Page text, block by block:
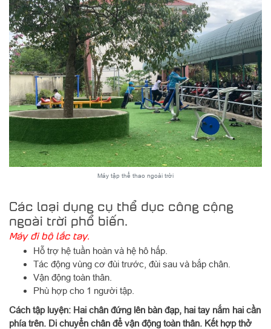
Máy tập thể thao ngoài trời
Các loại dụng cụ thể dục công cộng
ngoài trời phổ biến.
Máy đi bộ lắc tay.
Hỗ trợ hệ tuần hoàn và hệ hô hấp.
Tác động vùng cơ đùi trước, đùi sau và bắp chân.
Vận động toàn thân.
Phù hợp cho 1 người tập.
Cách tập luyện: Hai chân đứng lên bàn đạp, hai tay nắm hai cần
phía trên. Di chuyển chân để vận động toàn thân. Kết hợp thở